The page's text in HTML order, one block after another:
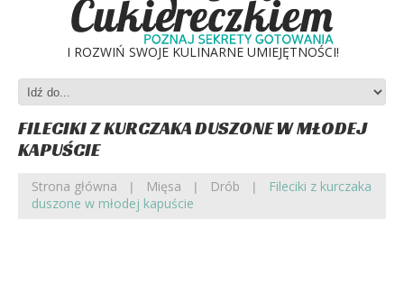
I ROZWIŃ SWOJE KULINARNE UMIEJĘTNOŚCI!
FILECIKI Z KURCZAKA DUSZONE W MŁODEJ
KAPUŚCIE
Strona główna Mięsa Drób
Fileciki z kurczaka
duszone w młodej kapuście